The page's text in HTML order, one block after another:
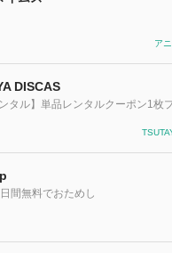
ア
DISCAS
ンタル】単品レンタルクーポン1枚
間無料でおためし